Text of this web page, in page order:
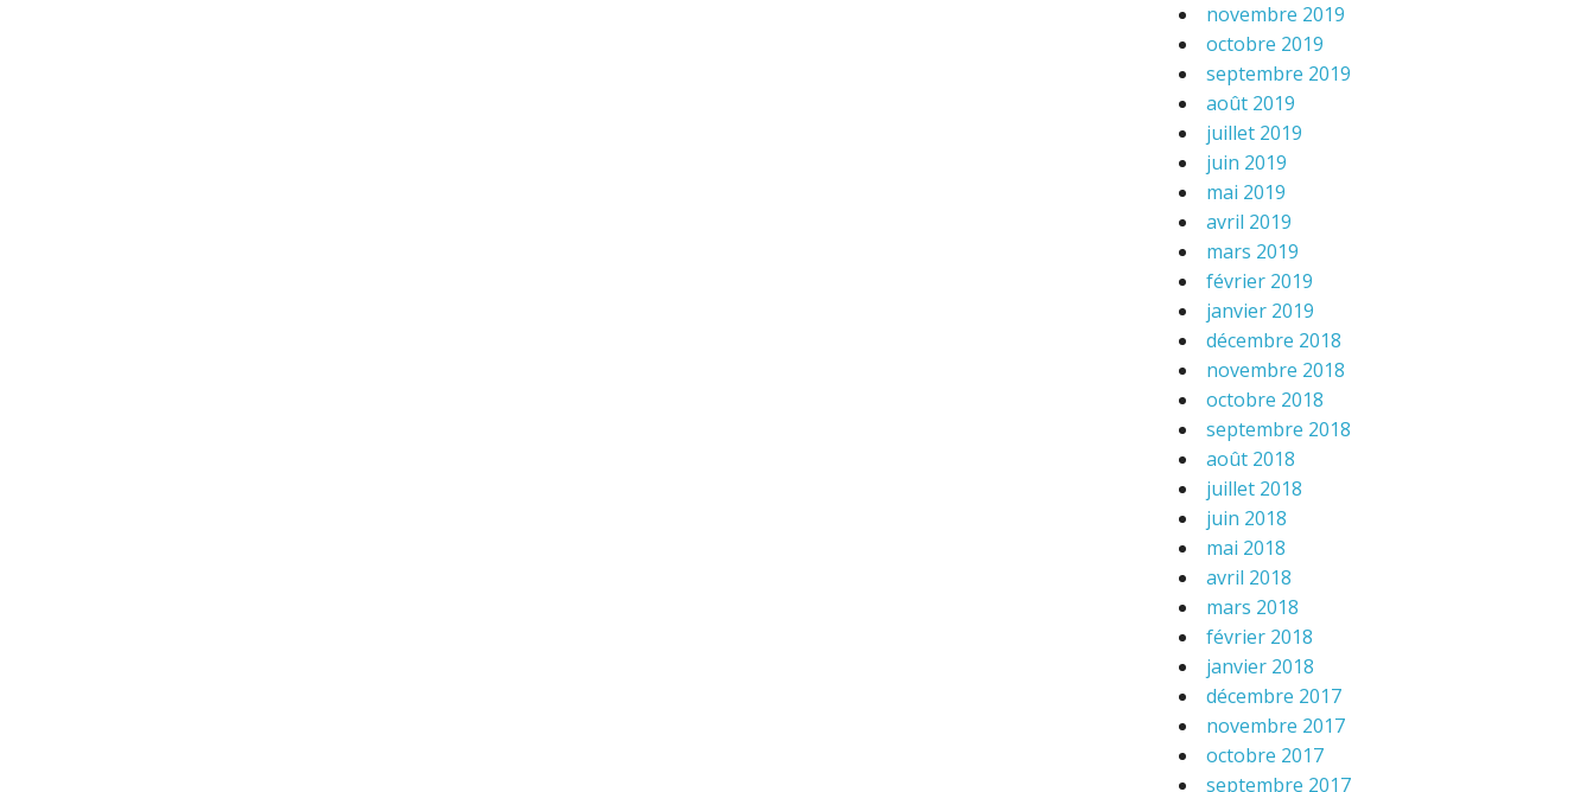
novembre 2019
octobre 2019
septembre 2019
août 2019
juillet 2019
juin 2019
mai 2019
avril 2019
mars 2019
février 2019
janvier 2019
décembre 2018
novembre 2018
octobre 2018
septembre 2018
août 2018
juillet 2018
juin 2018
mai 2018
avril 2018
mars 2018
février 2018
janvier 2018
décembre 2017
novembre 2017
octobre 2017
septembre 2017